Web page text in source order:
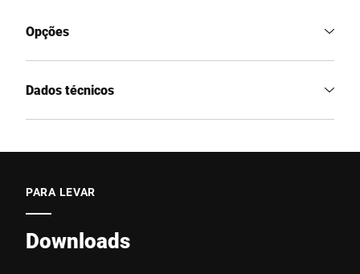
Opções
Dados técnicos
PARA LEVAR
Downloads